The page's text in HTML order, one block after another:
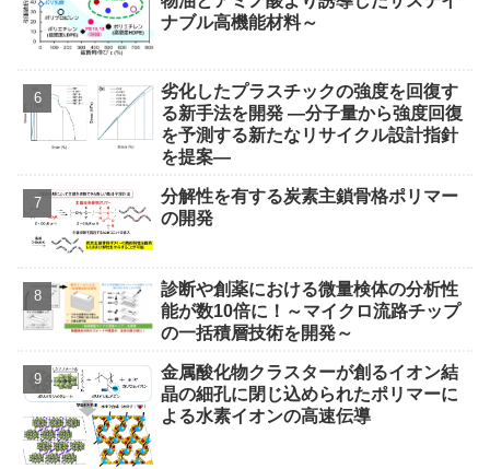
ナブル高機能材料～
劣化したプラスチックの強度を回復す
る新手法を開発 ―分子量から強度回復
を予測する新たなリサイクル設計指針
を提案―
分解性を有する炭素主鎖骨格ポリマー
の開発
診断や創薬における微量検体の分析性
能が数10倍に！～マイクロ流路チップ
の一括積層技術を開発～
金属酸化物クラスターが創るイオン結
晶の細孔に閉じ込められたポリマーに
よる水素イオンの高速伝導